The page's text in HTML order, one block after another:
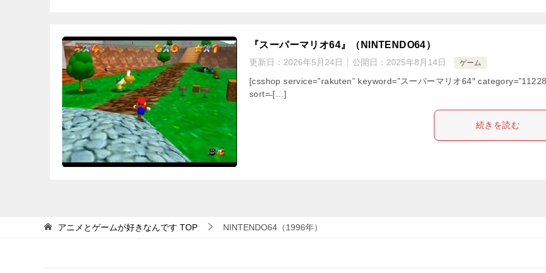
『スーパーマリオ64』（NINTENDO64）
更新日： 2026年5月24日 公開日： 2025年8月14日 ゲーム
[csshop service=”rakuten” keyword=”スーパーマリオ64″
sort=̶ […]
続きを読む
アニメとゲームが好きなんです TOP NINTENDO64（1996年）